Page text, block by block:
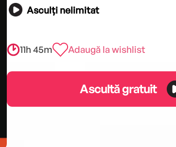
Asculți nelimitat
11h 45m Adaugă la wishlist
Ascultă gratuit